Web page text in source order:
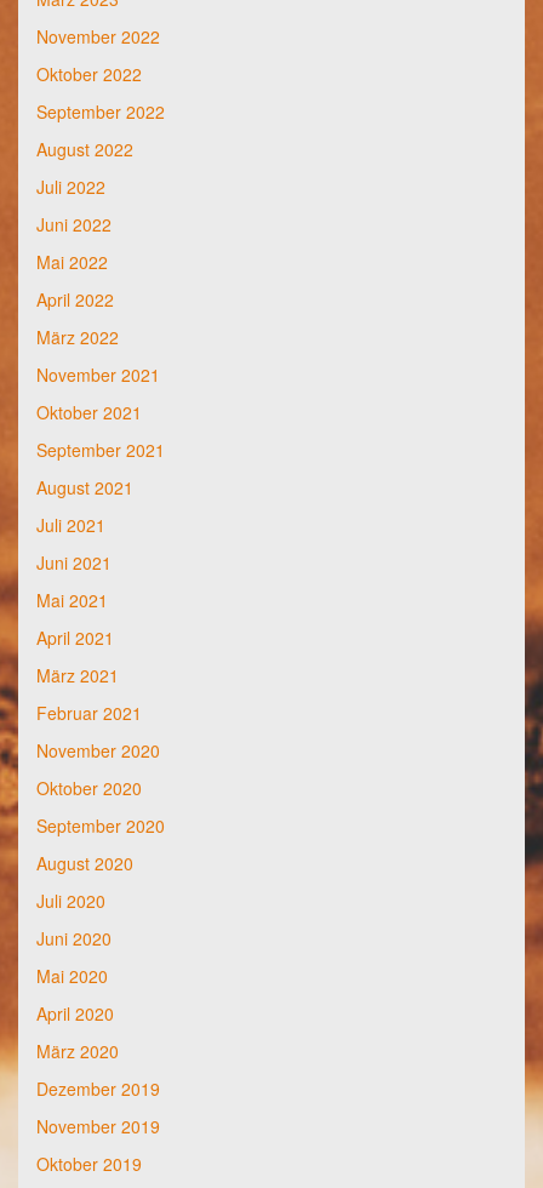
November 2022
Oktober 2022
September 2022
August 2022
Juli 2022
Juni 2022
Mai 2022
April 2022
März 2022
November 2021
Oktober 2021
September 2021
August 2021
Juli 2021
Juni 2021
Mai 2021
April 2021
März 2021
Februar 2021
November 2020
Oktober 2020
September 2020
August 2020
Juli 2020
Juni 2020
Mai 2020
April 2020
März 2020
Dezember 2019
November 2019
Oktober 2019